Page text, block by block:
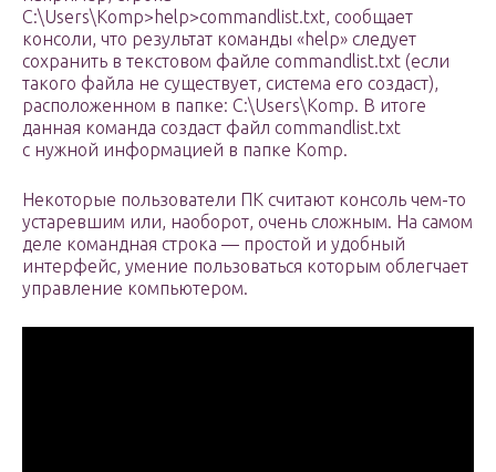
C:\Users\Komp>help>commandlist.txt, сообщает
консоли, что результат команды «help» следует
сохранить в текстовом файле commandlist.txt (если
такого файла не существует, система его создаст),
расположенном в папке: C:\Users\Komp. В итоге
данная команда создаст файл commandlist.txt
с нужной информацией в папке Komp.
Некоторые пользователи ПК считают консоль чем-то
устаревшим или, наоборот, очень сложным. На самом
деле командная строка — простой и удобный
интерфейс, умение пользоваться которым облегчает
управление компьютером.